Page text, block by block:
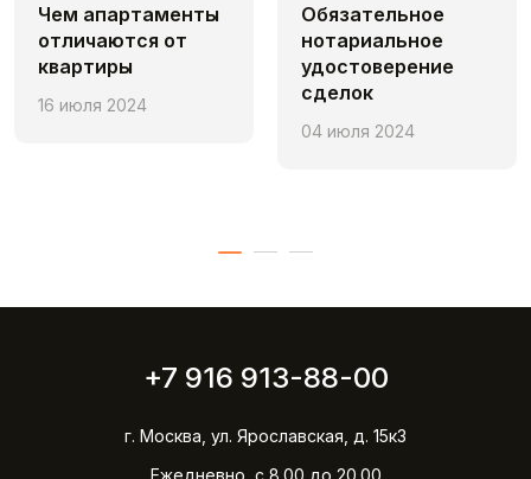
Чем апaртаменты
отличаются от
квартиры
16 июля 2024
Обязательное
нотариальное
удостоверение
сделок
04 июля 2024
+7 916 913-88-00
г. Москва, ул. Ярославская, д. 15к3
Ежедневно, с 8.00 до 20.00